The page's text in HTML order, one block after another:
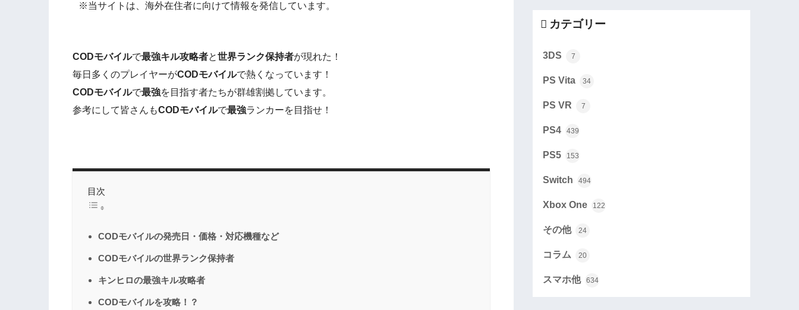
※当サイトは、海外在住者に向けて情報を発信しています。
CODモバイルで最強キル攻略者と世界ランク保持者が現れた！
毎日多くのプレイヤーがCODモバイルで熱くなっています！
CODモバイルで最強を目指す者たちが群雄割拠しています。
参考にして皆さんもCODモバイルで最強ランカーを目指せ！
目次
CODモバイルの発売日・価格・対応機種など
CODモバイルの世界ランク保持者
キンヒロの最強キル攻略者
CODモバイルを攻略！？
カテゴリー
3DS 7
PS Vita 34
PS VR 7
PS4 439
PS5 153
Switch 494
Xbox One 122
その他 24
コラム 20
スマホ他 634